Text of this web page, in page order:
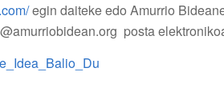
egin daiteke edo Amurrio
posta